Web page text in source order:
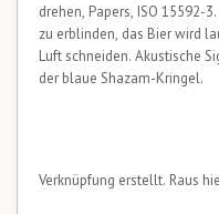
drehen, Papers, ISO 15592-
zu erblinden, das Bier wird
Luft schneiden. Akustische
der blaue Shazam-Kringel.
Verknüpfung erstellt. Raus